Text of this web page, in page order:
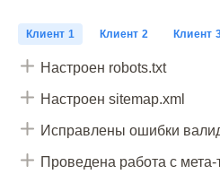
Клиент 1 Клиент 2 Клиент
Настроен robots.txt
Настроен sitemap.xml
Исправлены ошибки
Проведена работа с мета-